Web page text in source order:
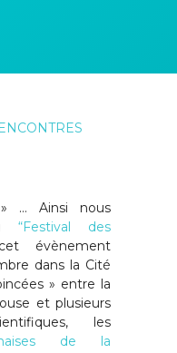
… Ainsi nous
“Festival des
évènement
dans la Cité
» entre la
et plusieurs
les
de la